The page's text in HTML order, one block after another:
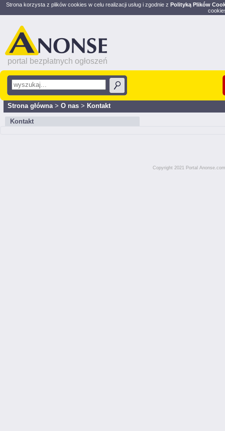
Strona korzysta z plików cookies w celu realizacji usług i zgodnie z Polityką Plików
portal bezpłatnych ogłoszeń
Strona główna> O nas > Kontakt
Kontakt
Copyright 2021 Portal